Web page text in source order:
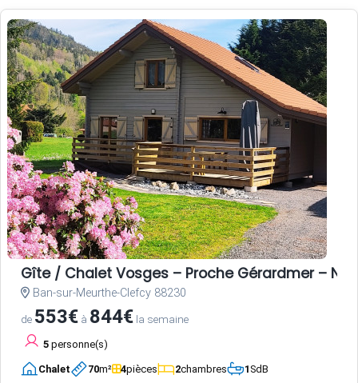
Gîte / Chalet Vosges – Proche Gérardmer –
Ban-sur-Meurthe-Clefcy 88230
de 553€ à 844€ la semaine
5 personne(s)
Chalet 70m² 4pièces 2chambres 1SdB